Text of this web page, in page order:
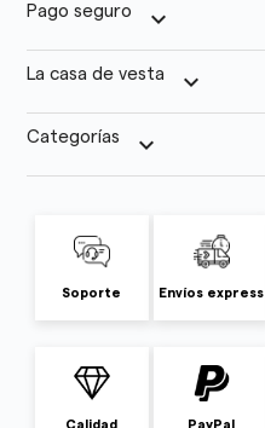
Pago seguro keyboard_arrow_down
La casa de vesta keyboard_arrow_down
Categorías keyboard_arrow_down
Soporte Envíos express
Calidad PayPal